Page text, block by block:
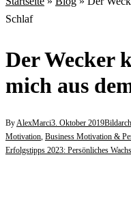
Schlaf
Der Wecker
mich aus
ByAlexMarci3. Oktober 2019
Motivation, Business Motivation &
Erfolgstipps 2023: Persönliches